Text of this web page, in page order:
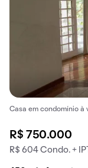
Casa em condomínio à
R$ 750.000
R$ 604 Condo. +